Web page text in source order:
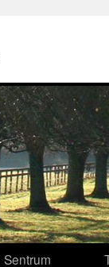
Sentrum